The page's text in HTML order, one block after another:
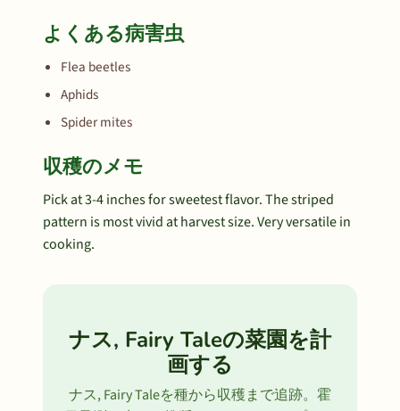
よくある病害虫
Flea beetles
Aphids
Spider mites
収穫のメモ
Pick at 3-4 inches for sweetest flavor. The striped
pattern is most vivid at harvest size. Very versatile in
cooking.
ナス, Fairy Taleの菜園を計
画する
ナス, Fairy Taleを種から収穫まで追跡。霍